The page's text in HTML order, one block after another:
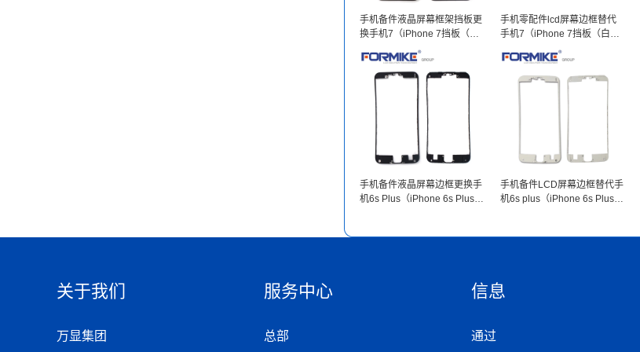
手机备件液晶屏幕框架挡板更
换手机7（iPhone 7挡板（黑
手机零配件lcd屏幕边框替代
手机7（iPhone 7挡板（白
手机备件液晶屏幕边框更换手
机6s Plus（iPhone 6s Plus挡
手机备件LCD屏幕边框替代手
机6s plus（iPhone 6s Plus挡
关于我们
万显集团
服务中心
总部
信息
通过